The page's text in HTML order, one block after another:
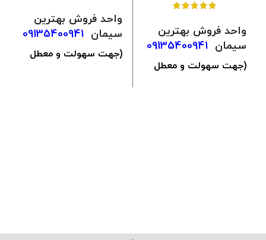
واحد فروش بهترین
سیمان 09135400941
(جهت سهولت و معطل
واحد فروش بهترین
سیمان 09135400941
(جهت سهولت و معطل